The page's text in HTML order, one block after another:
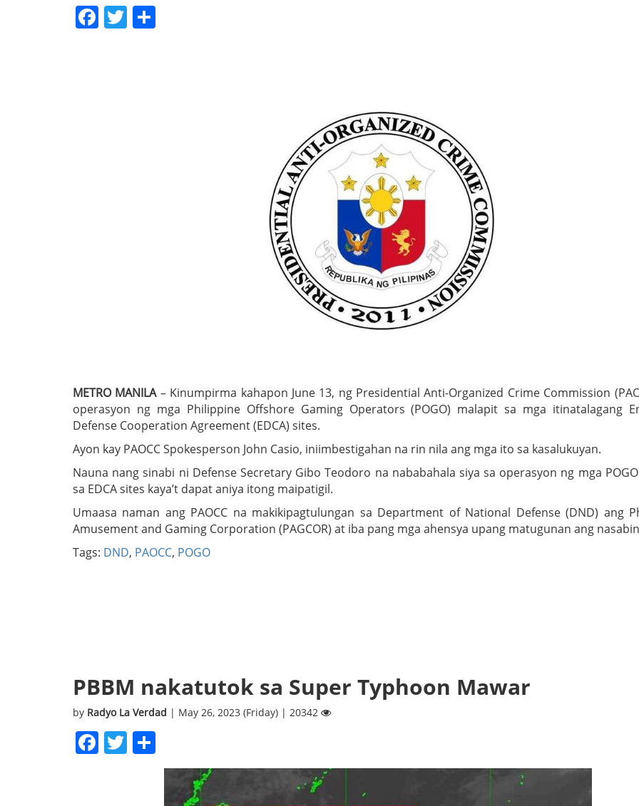
Facebook
Twitter
METRO MANILA– Kinumpirma kahapon June 13, ng Presidential Anti-Organized Crime Commission
operasyon ng mga Philippine Offshore Gaming Operators (POGO) malapit sa mga itinatalagang
Defense Cooperation Agreement (EDCA) sites.
Ayon kay PAOCC Spokesperson John Casio, iniimbestigahan na rin nila ang mga ito sa kasalukuyan.
Nauna nang sinabi ni Defense Secretary Gibo Teodoro na nababahala siya sa operasyon ng mga
sa EDCA sites kaya’t dapat aniya itong maipatigil.
Umaasa naman ang PAOCC na makikipagtulungan sa Department of National Defense (DND) ang
Amusement and Gaming Corporation (PAGCOR) at iba pang mga ahensya upang matugunan ang
Tags: DND, PAOCC, POGO
PBBM nakatutok sa Super Typhoon Mawar
by Radyo La Verdad | May 26, 2023 (Friday) | 20342
Facebook
Twitter